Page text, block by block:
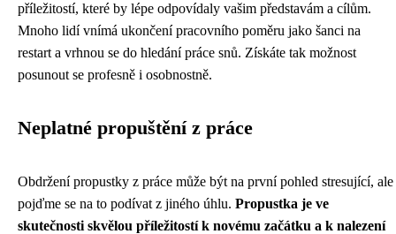
příležitostí, které by lépe odpovídaly vašim představám a cílům.
Mnoho lidí vnímá ukončení pracovního poměru jako šanci na
restart a vrhnou se do hledání práce snů. Získáte tak možnost
posunout se profesně i osobnostně.
Neplatné propuštění z práce
Obdržení propustky z práce může být na první pohled stresující, ale
pojďme se na to podívat z jiného úhlu. Propustka je ve
skutečnosti skvělou příležitostí k novému začátku a k nalezení